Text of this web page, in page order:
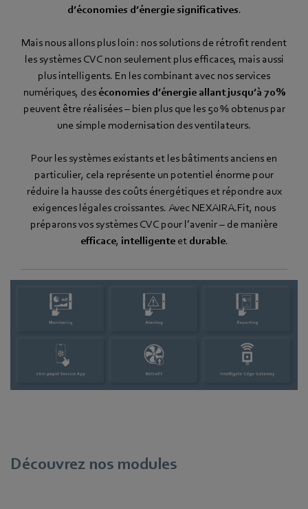
d’économies d’énergie significatives.
Mais nous allons plus loin : nos solutions de rétrofit rendent
les systèmes CVC non seulement plus efficaces, mais aussi
plus intelligents. En les combinant avec nos services
numériques, des économies d’énergie allant jusqu’à 70 %
peuvent être réalisées – bien plus que les 50 % obtenus par
une simple modernisation des ventilateurs.
Pour les systèmes existants et les bâtiments anciens en
particulier, cela représente un potentiel énorme pour
réduire la hausse des coûts énergétiques et répondre aux
exigences légales croissantes. Avec NEXAIRA.Fit, nous
préparons vos systèmes CVC pour l’avenir – de manière
efficace, intelligente et durable.
Découvrez nos modules